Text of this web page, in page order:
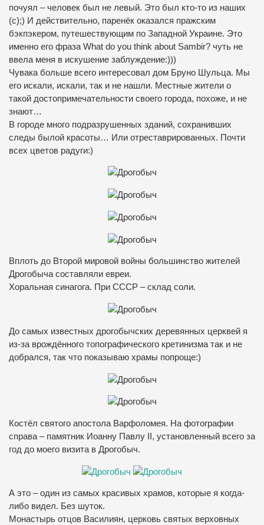
почуял – человек был не левый. Это был кто-то из наших
(с);) И действительно, паренёк оказался пражским
бэкпэкером, путешествующим по Западной Украине. Это
именно его фраза What do you think about Sambir? чуть не
ввела меня в искушение заблуждение:)))
Чувака больше всего интересовал дом Бруно Шульца. Мы
его искали, искали, так и не нашли. Местные жители о
такой достопримечательности своего города, похоже, и не
знают…
В городе много подразрушенных зданий, сохранивших
следы былой красоты… Или отреставрированных. Почти
всех цветов радуги:)
Вплоть до Второй мировой войны большинство жителей
Дрогобыча составляли евреи.
Хоральная синагога. При СССР – склад соли.
До самых известных дрогобычских деревянных церквей я
из-за врождённого топографического кретинизма так и не
добрался, так что показываю храмы попроще:)
Костёл святого апостола Варфоломея. На фотографии
справа – памятник Иоанну Павлу II, установленный всего за
год до моего визита в Дрогобыч.
А это – один из самых красивых храмов, которые я когда-
либо видел. Без шуток.
Монастырь отцов Василиян, церковь святых верховных